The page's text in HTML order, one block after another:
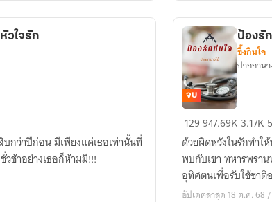
วใจรัก
บกว่าปีก่อน มีเพียงแค่เธอเท่านั้นที่
ช้าอย่างเธอก็ห้ามมี!!!
ป้อง
รัก
ห่ม
ใจ
จบ
ป้องรั
ซึ้งกินใจ
ปากกาน
129947.69K 3.17K
ด้วยผิดหวังในรักทำใ
พบกับเขา ทหารพรา
อุทิศตนเพื่อรับใช้ชาติ
อัปเดตล่าสุด 18 ต.ค. 68 /